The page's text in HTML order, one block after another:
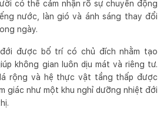
có thể cảm nhận rõ sự chuyển động
nước, làn gió và ánh sáng thay đổi
ngày.
được bố trí có chủ đích nhằm tạo
không gian luôn dịu mát và riêng tư.
rộng và hệ thực vật tầng thấp được
giác như một khu nghỉ dưỡng nhiệt đới